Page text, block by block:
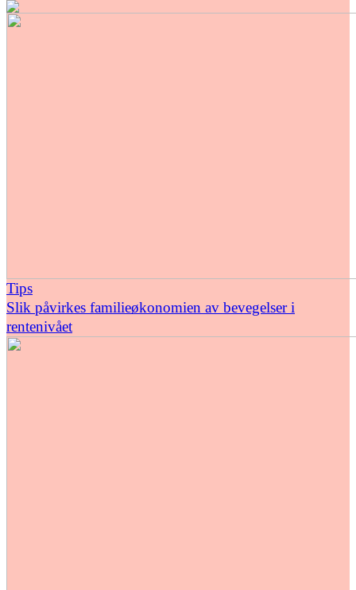
Tips
Slik påvirkes familieøkonomien av bevegelser i
rentenivået